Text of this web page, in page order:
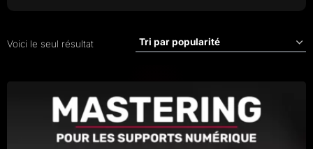
Voici le seul résultat